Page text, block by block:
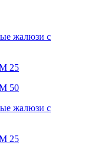
жалюзи с
25
50
жалюзи с
25